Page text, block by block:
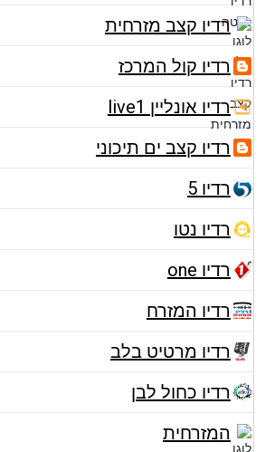
רדיו קצב מזרחית
רדיו קול המרכז
רדיו אונליין live1
רדיו קצב ים תיכוני
רדיו 5
רדיו נטו
רדיו one
רדיו המזרח
רדיו מרטיט בלב
רדיו כחול לבן
המזרחית